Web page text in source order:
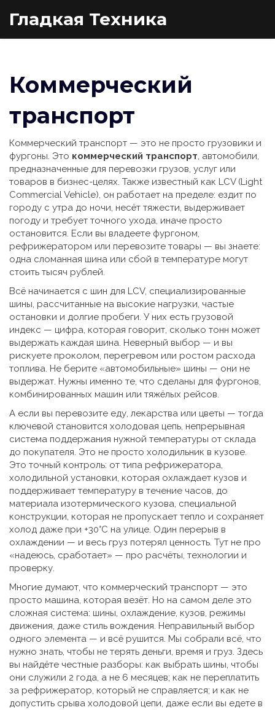
Гладкая Техника
Коммерческий
транспорт
Коммерческий транспорт — это не просто грузовики и
фургоны. Это коммерческий транспорт, автомобили,
предназначенные для перевозки грузов, услуг или
товаров в бизнес-целях. Также известный как LCV (Light
Commercial Vehicle), он работает на пределе: ездит по
городу с утра до ночи, несёт тяжести, выдерживает
погоду и требует точного ухода, иначе просто
остановится. Если вы владеете фургоном,
рефрижератором или перевозите товары — вы знаете:
одна сломанная шина или сбой в температуре могут
стоить тысяч рублей.
Всё начинается с шин для LCV, специализированные
шины, рассчитанные на высокие нагрузки, частые
остановки и долгие пробеги. У них есть грузовой
индекс — цифра, которая говорит, сколько тонн может
выдержать каждая шина. Неверный выбор — и вы
рискуете проколом, перегревом или ростом расхода
топлива. Не берите «автомобильные» шины — они не
выдержат. Нужны именно те, что сделаны для фургонов,
комбинированных машин или тяжёлых рейсов.
А если вы перевозите еду, лекарства или цветы — тогда
ключевой становится холодовая цепь, непрерывная
система поддержания нужной температуры от склада
до покупателя. Это не просто холодильник в кузове.
Это точный контроль: от типа рефрижератора,
холодильной установки, которая охлаждает кузов и
поддерживает температуру в течение часов, до
материала изотермического кузова, специальной
конструкции, которая не пропускает тепло и сохраняет
холод даже при +30°C на улице. Один перерыв в
охлаждении — и весь груз потерял ценность. Тут не про
«надеюсь, сработает» — про расчёты, технологии и
проверку.
Многие думают, что коммерческий транспорт — это
просто машина, которая везёт. Но на самом деле это
сложная система: шины, охлаждение, кузов, режимы
движения, даже стиль вождения. Неправильный выбор
одного элемента — и всё рушится. Мы собрали всё, что
нужно знать, чтобы не терять деньги, время и груз. Здесь
вы найдёте честные разборы: как выбрать шины, чтобы
они служили 2 года, а не 6 месяцев; как не переплатить
за рефрижератор, который не справляется; и как не
допустить срыва холодовой цепи, даже если вы едете в